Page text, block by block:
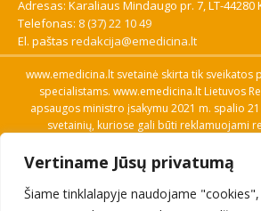
Vertiname Jūsų privatumą
Šiame tinklalapyje naudojame
Adresas: Karaliaus Mindaugo pr. 7, LT-44280
Telefonas: 8 (37) 22 10 49
El. paštas redakcija@emedicina.lt
www.emedicina.lt svetainė skirta tik
specialistams. www.emedicina.lt Lietuvos
apsaugos ministro įsakymu 2021 m. spalio
svetainių, kuriose gali būti reklamuojami
savo profesinę kvalifikaciją. Naudingos
pagalbos priemonių kainų paieška, VVKT
priežiūros ar farmacijos specialisto